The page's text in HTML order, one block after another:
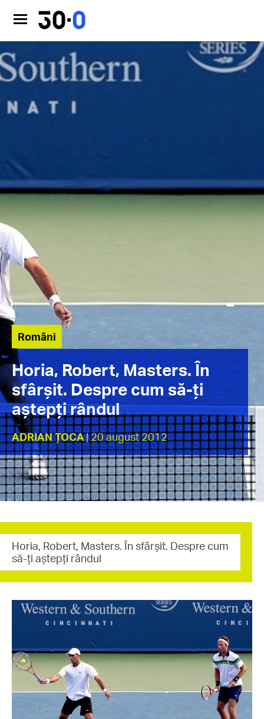
Români
Horia, Robert, Masters. În
sfârșit. Despre cum să-ți
aștepți rândul
ADRIAN ȚOCA| 20 august 2012
Horia, Robert, Masters. În sfârșit. Despre cum
să-ți aștepți rândul